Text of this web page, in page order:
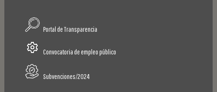
Portal de Transparencia
Convocatoria de empleo público
Subvenciones/2024